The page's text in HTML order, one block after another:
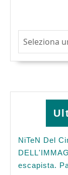
NiTeN Del
escapista.